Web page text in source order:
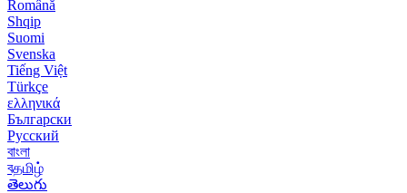
Română
Shqip
Suomi
Svenska
Tiếng Việt
Türkçe
ελληνικά
Български
Русский
বাংলা
বதமிழ்
తెలుగు